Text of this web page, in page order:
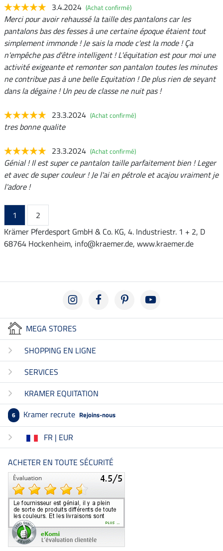
3.4.2024 (Achat confirmé)
Merci pour avoir rehaussé la taille des pantalons car les
pantalons bas des fesses à une certaine époque étaient tout
simplement immonde ! Je sais la mode c'est la mode ! Ça
n'empêche pas d'être intelligent ! L'équitation est pour moi une
activité exigeante et remonter son pantalon toutes les minutes
ne contribue pas à une belle Equitation ! De plus rien de seyant
dans la dégaine ! Un peu de classe ne nuit pas !
23.3.2024 (Achat confirmé)
tres bonne qualite
23.3.2024 (Achat confirmé)
Génial ! Il est super ce pantalon taille parfaitement bien ! Leger
et avec de super couleur ! Je l'ai en pétrole et acajou vraiment je
l'adore !
1
2
Krämer Pferdesport GmbH & Co. KG, 4. Industriestr. 1 + 2, D
68764 Hockenheim, info@kraemer.de, www.kraemer.de
MEGA STORES
SHOPPING EN LIGNE
SERVICES
KRAMER EQUITATION
6 Kramer recrute Rejoins-nous
FR | EUR
ACHETER EN TOUTE SÉCURITÉ